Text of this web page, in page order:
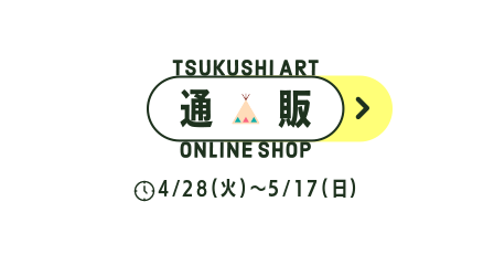
4/28(火)～5/17(日)